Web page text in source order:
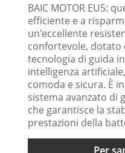
BAIC MOTOR EU5:
efficiente e a
un'eccellente
confortevole, dotato
tecnologia di guida
intelligenza
comoda e sicura. È
sistema avanzato di
che garantisce la
prestazioni della